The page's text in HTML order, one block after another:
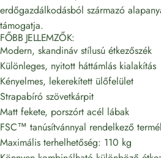
erdőgazdálkodásból származó
támogatja.
FŐBB JELLEMZŐK:
Modern, skandináv stílusú étkezőszék
Különleges, nyitott háttámlás kialakítás
Kényelmes, lekerekített ülőfelület
Strapabíró szövetkárpit
Matt fekete, porszórt acél lábak
FSC™ tanúsítvánnyal rendelkező
Maximális terhelhetőség: 110 kg